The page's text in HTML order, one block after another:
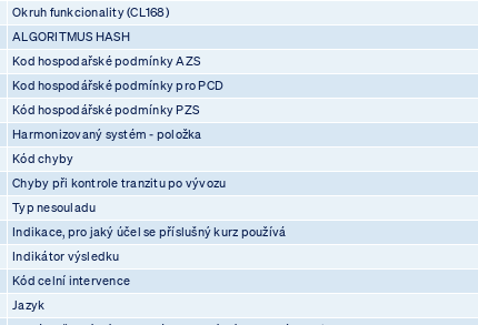
Okruh funkcionality (CL168)
ALGORITMUS HASH
Kod hospodařské podmínky AZS
Kod hospodářské podmínky pro PCD
Kód hospodářské podmínky PZS
Harmonizovaný systém - položka
Kód chyby
Chyby při kontrole tranzitu po vývozu
Typ nesouladu
Indikace, pro jaký účel se příslušný kurz používá
Indikátor výsledku
Kód celní intervence
Jazyk